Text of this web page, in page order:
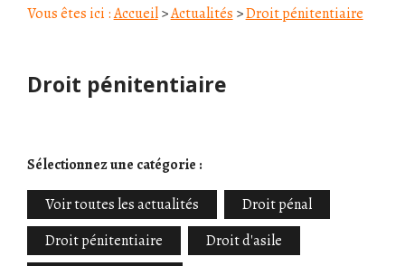
Vous êtes ici :Accueil>Actualités >Droit pénitentiaire
Droit pénitentiaire
Sélectionnez une catégorie :
Voir toutes les actualités
Droit pénal
Droit pénitentiaire
Droit d'asile